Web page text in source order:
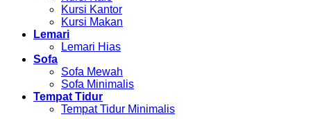
Kursi Kantor
Kursi Makan
Lemari
Lemari Hias
Sofa
Sofa Mewah
Sofa Minimalis
Tempat Tidur
Tempat Tidur Minimalis